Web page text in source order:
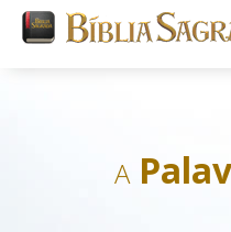
A